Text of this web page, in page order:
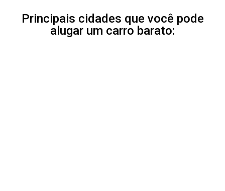
Principais cidades que você pode
alugar um carro barato: